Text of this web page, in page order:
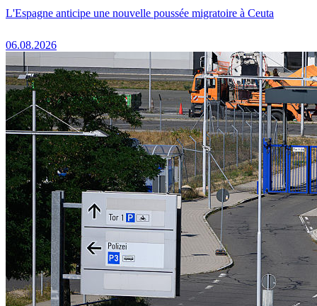
L'Espagne anticipe une nouvelle poussée migratoire à Ceuta
06.08.2026